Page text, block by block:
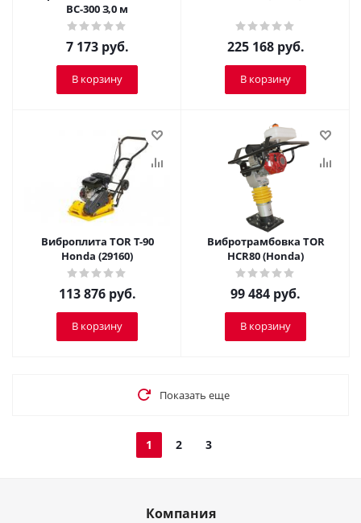
ВС-300 З,0 м
7 173руб.
В корзину
225 168руб.
В корзину
Виброплита TOR T-90
Honda (29160)
113 876руб.
В корзину
Вибротрамбовка TOR
HCR80 (Honda)
99 484 руб.
В корзину
Показать еще
1 2 3
Компания